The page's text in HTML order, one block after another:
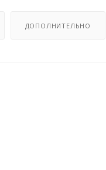
ДОПОЛНИТЕЛЬНО